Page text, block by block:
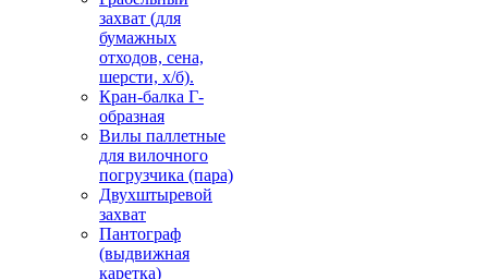
захват (для
бумажных
отходов, сена,
шерсти, х/б).
Кран-балка Г-
образная
Вилы паллетные
для вилочного
погрузчика (пара)
Двухштыревой
захват
Пантограф
(выдвижная
каретка)